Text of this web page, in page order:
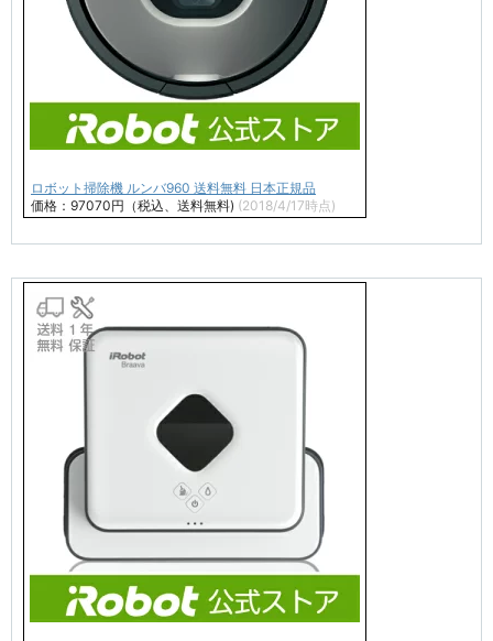
ロボット掃除機 ルンバ960 送料無料 日本正規品
価格：97070円（税込、送料無料) (2018/4/17時点)